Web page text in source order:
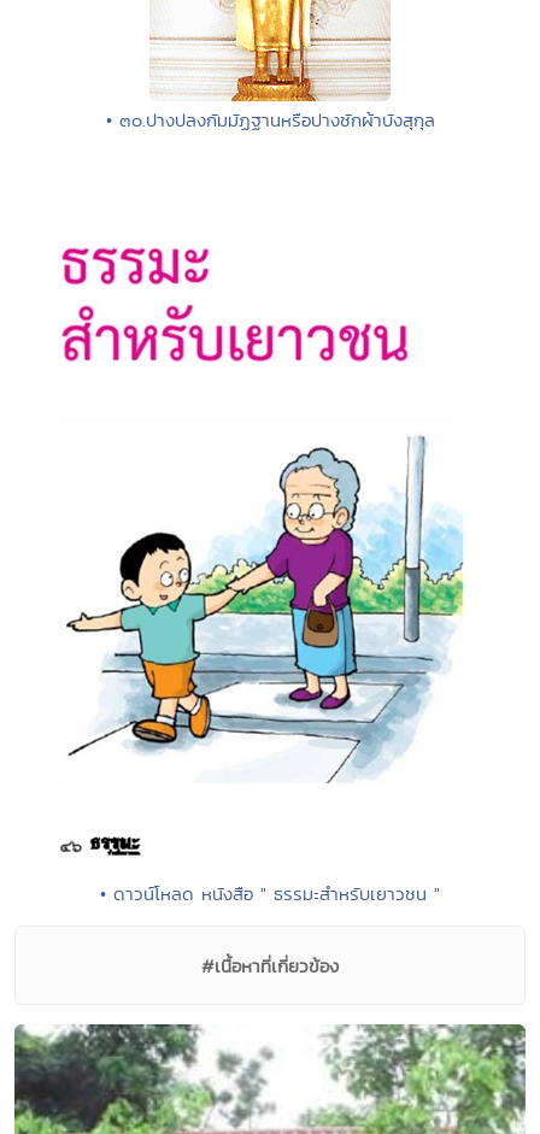
• ๓๐.ปางปลงกัมมัฏฐานหรือปางชักผ้าบังสุกุล
• ดาวน์โหลด หนังสือ " ธรรมะสำหรับเยาวชน "
#เนื้อหาที่เกี่ยวข้อง